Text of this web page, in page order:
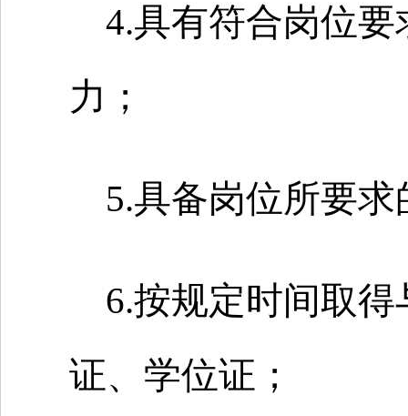
4.具有符合岗位
力；
5.具备岗位所要
6.按规定时间取
证、学位证；